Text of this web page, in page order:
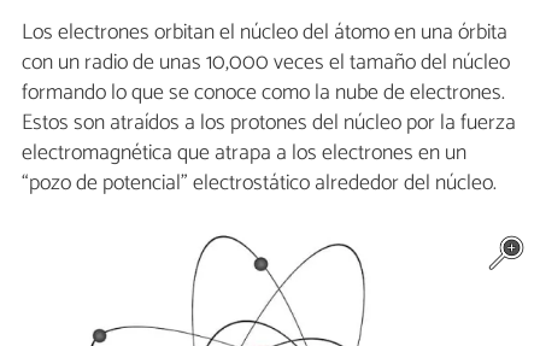
Los electrones orbitan el núcleo del átomo en una órbita
con un radio de unas 10,000 veces el tamaño del núcleo
formando lo que se conoce como la nube de electrones.
Estos son atraídos a los protones del núcleo por la fuerza
electromagnética que atrapa a los electrones en un
“pozo de potencial” electrostático alrededor del núcleo.